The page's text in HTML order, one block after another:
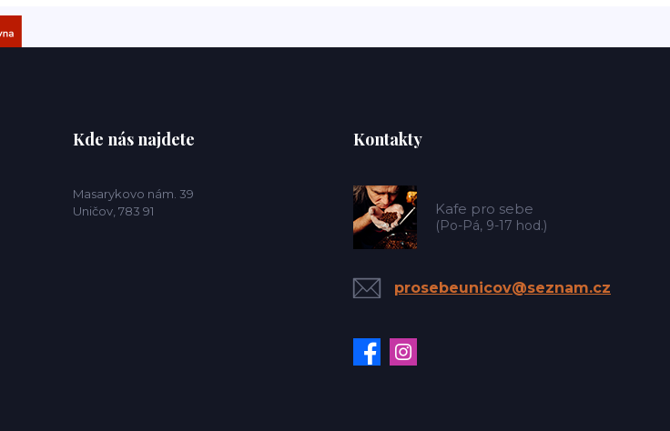
Kde nás najdete
Masarykovo nám. 39
Uničov, 783 91
Kontakty
Kafe pro sebe
(Po-Pá, 9-17 hod.)
prosebeunicov@seznam.cz